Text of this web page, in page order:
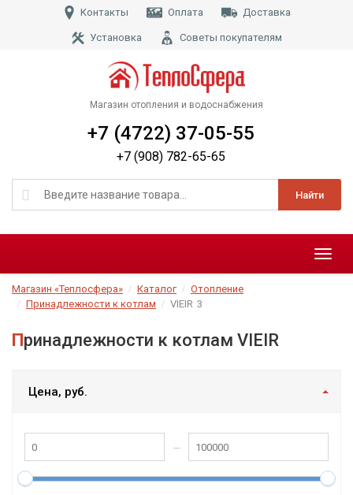
Контакты Оплата Доставка
Установка Советы покупателям
Магазин отопления и водоснабжения
Найти
+7 (4722) 37-05-55
+7 (908) 782-65-65
Меню
Магазин «Теплосфера» Каталог
Отопление
Принадлежности к котлам
VIEIR 3
Принадлежности к котлам VIEIR
Цена, руб.